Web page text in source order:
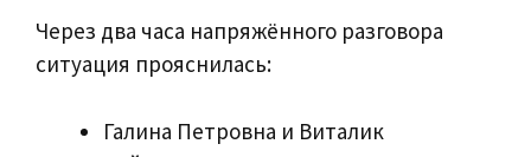
Через два часа напряжённого разговора
ситуация прояснилась:
Галина Петровна и Виталик